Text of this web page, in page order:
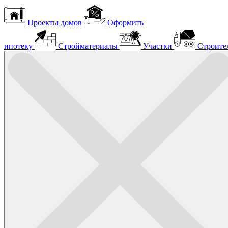
Проекты домов Оформить
ипотеку Стройматериалы Участки